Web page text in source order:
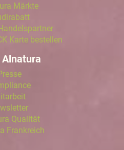
Märkte
Karte bestellen
Alnatura
Qualität
Frankreich